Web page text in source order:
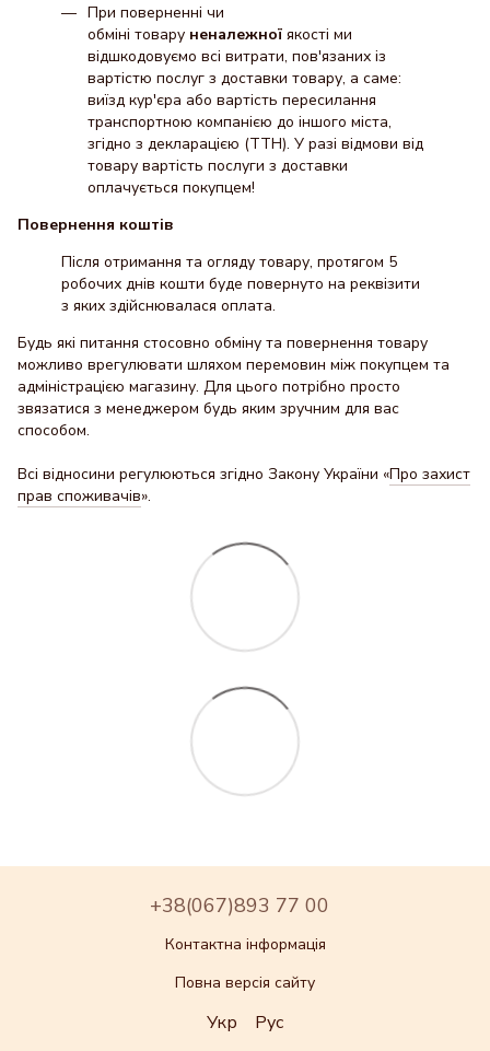
При поверненні чи
обміні товару неналежної якості ми
відшкодовуємо всі витрати, пов'язаних із
вартістю послуг з доставки товару, а саме:
виїзд кур'єра або вартість пересилання
транспортною компанією до іншого міста,
згідно з декларацією (ТТН). У разі відмови від
товару вартість послуги з доставки
оплачується покупцем!
Повернення коштів
Після отримання та огляду товару, протягом 5
робочих днів кошти буде повернуто на реквізити
з яких здійснювалася оплата.
Будь які питання стосовно обміну та повернення товару
можливо врегулювати шляхом перемовин між покупцем та
адміністрацією магазину. Для цього потрібно просто
звязатися з менеджером будь яким зручним для вас
способом.
Всі відносини регулюються згідно Закону України «Про захист
прав споживачів».
+38(067)893 77 00
Контактна інформація
Повна версія сайту
Укр Рус